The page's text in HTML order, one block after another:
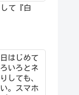
て『白
はじめて
いろとネ
しても、
。スマホ